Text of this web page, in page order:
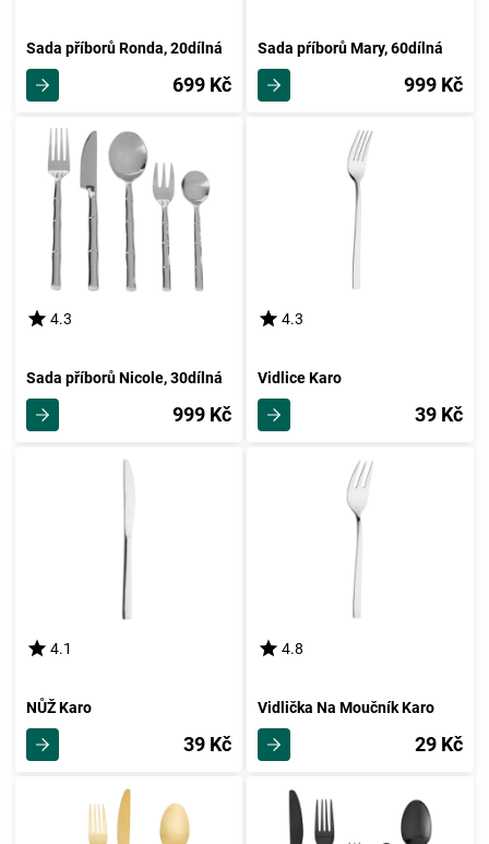
Sada příborů Ronda, 20dílná
699 Kč
Sada pŕíborů Mary, 60dílná
999 Kč
4.3
Sada příborů Nicole, 30dílná
999 Kč
4.3
Vidlice Karo
39 Kč
4.1
NŮŽ Karo
39 Kč
4.8
Vidlička Na Moučník Karo
29 Kč